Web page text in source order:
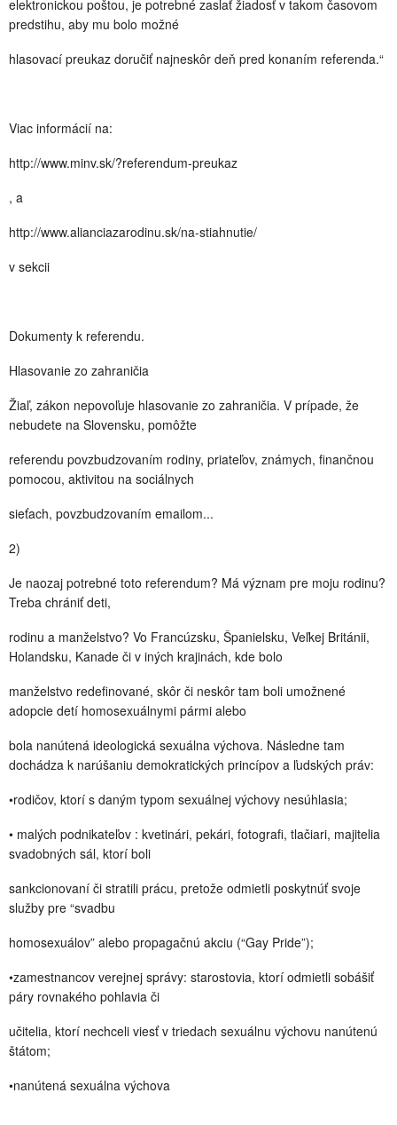
elektronickou poštou, je potrebné zaslať žiadosť v takom časovom
predstihu, aby mu bolo možné
hlasovací preukaz doručiť najneskôr deň pred konaním referenda.“
Viac informácií na:
http://www.minv.sk/?referendum-preukaz
, a
http://www.alianciazarodinu.sk/na-stiahnutie/
v sekcii
Dokumenty k referendu.
Hlasovanie zo zahraničia
Žiaľ, zákon nepovoľuje hlasovanie zo zahraničia. V prípade, že
nebudete na Slovensku, pomôžte
referendu povzbudzovaním rodiny, priateľov, známych, finančnou
pomocou, aktivitou na sociálnych
sieťach, povzbudzovaním emailom...
2)
Je naozaj potrebné toto referendum? Má význam pre moju rodinu?
Treba chrániť deti,
rodinu a manželstvo? Vo Francúzsku, Španielsku, Veľkej Británii,
Holandsku, Kanade či v iných krajinách, kde bolo
manželstvo redefinované, skôr či neskôr tam boli umožnené
adopcie detí homosexuálnymi pármi alebo
bola nanútená ideologická sexuálna výchova. Následne tam
dochádza k narúšaniu demokratických princípov a ľudských práv:
•rodičov, ktorí s daným typom sexuálnej výchovy nesúhlasia;
• malých podnikateľov : kvetinári, pekári, fotografi, tlačiari, majitelia
svadobných sál, ktorí boli
sankcionovaní či stratili prácu, pretože odmietli poskytnúť svoje
služby pre “svadbu
homosexuálov” alebo propagačnú akciu (“Gay Pride”);
•zamestnancov verejnej správy: starostovia, ktorí odmietli sobášiť
páry rovnakého pohlavia či
učitelia, ktorí nechceli viesť v triedach sexuálnu výchovu nanútenú
štátom;
•nanútená sexuálna výchova